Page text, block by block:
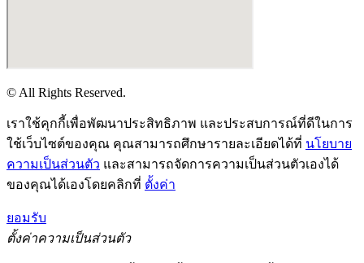
© All Rights Reserved.
เราใช้คุกกี้เพื่อพัฒนาประสิทธิภาพ และประสบการณ์ที่ดีในการ
ใช้เว็บไซต์ของคุณ คุณสามารถศึกษารายละเอียดได้ที่ นโยบาย
ความเป็นส่วนตัว และสามารถจัดการความเป็นส่วนตัวเองได้
ของคุณได้เองโดยคลิกที่ ตั้งค่า
ยอมรับ
ตั้งค่าความเป็นส่วนตัว